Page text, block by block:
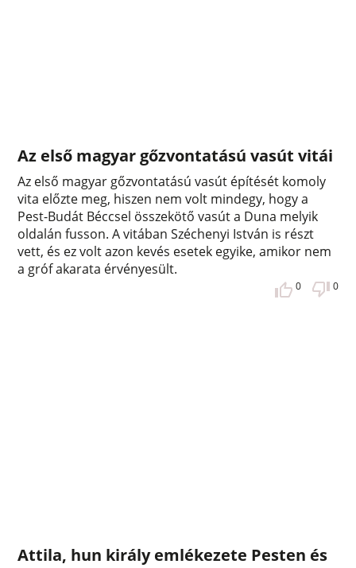
Az első magyar gőzvontatású vasút vitái
Az első magyar gőzvontatású vasút építését komoly
vita előzte meg, hiszen nem volt mindegy, hogy a
Pest-Budát Béccsel összekötő vasút a Duna melyik
oldalán fusson. A vitában Széchenyi István is részt
vett, és ez volt azon kevés esetek egyike, amikor nem
a gróf akarata érvényesült.
0 0
Attila, hun király emlékezete Pesten és